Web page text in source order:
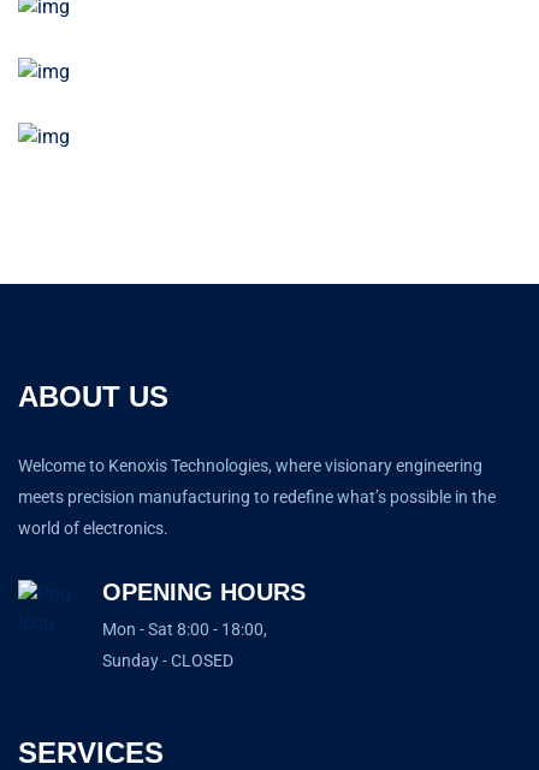
ABOUT US
Welcome to Kenoxis Technologies, where visionary engineering
meets precision manufacturing to redefine what’s possible in the
world of electronics.
OPENING HOURS
Mon - Sat 8:00 - 18:00,
Sunday - CLOSED
SERVICES